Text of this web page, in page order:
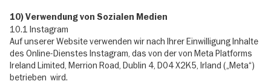
10) Verwendung von Sozialen Medien
10.1 Instagram
Auf unserer Website verwenden wir nach Ihrer Einwilligung Inhalte
des Online-Dienstes Instagram, das von der von Meta Platforms
Ireland Limited, Merrion Road, Dublin 4, D04 X2K5, Irland („Meta“)
betrieben wird.